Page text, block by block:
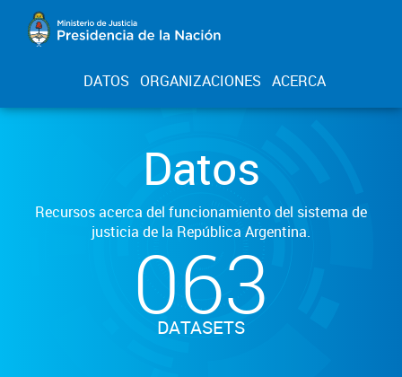
DATOS ORGANIZACIONES ACERCA
Datos
Recursos acerca del funcionamiento del sistema de
justicia de la República Argentina.
063
DATASETS